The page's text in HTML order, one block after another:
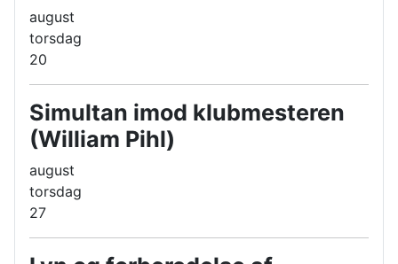
august
torsdag
20
Simultan imod klubmesteren
(William Pihl)
august
torsdag
27